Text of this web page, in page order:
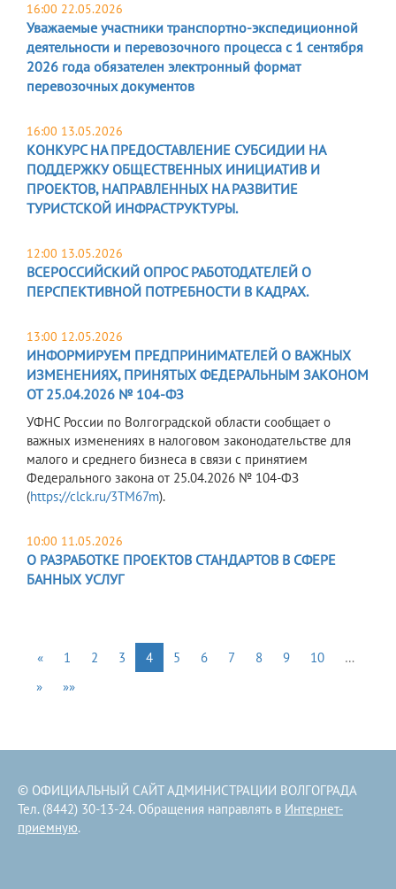
16:00 22.05.2026
Уважаемые участники транспортно-экспедиционной
деятельности и перевозочного процесса с 1 сентября
2026 года обязателен электронный формат
перевозочных документов
16:00 13.05.2026
КОНКУРС НА ПРЕДОСТАВЛЕНИЕ СУБСИДИИ НА
ПОДДЕРЖКУ ОБЩЕСТВЕННЫХ ИНИЦИАТИВ И
ПРОЕКТОВ, НАПРАВЛЕННЫХ НА РАЗВИТИЕ
ТУРИСТСКОЙ ИНФРАСТРУКТУРЫ.
12:00 13.05.2026
ВСЕРОССИЙСКИЙ ОПРОС РАБОТОДАТЕЛЕЙ О
ПЕРСПЕКТИВНОЙ ПОТРЕБНОСТИ В КАДРАХ.
13:00 12.05.2026
ИНФОРМИРУЕМ ПРЕДПРИНИМАТЕЛЕЙ О ВАЖНЫХ
ИЗМЕНЕНИЯХ, ПРИНЯТЫХ ФЕДЕРАЛЬНЫМ ЗАКОНОМ
ОТ 25.04.2026 № 104-ФЗ
УФНС России по Волгоградской области сообщает о
важных изменениях в налоговом законодательстве для
малого и среднего бизнеса в связи с принятием
Федерального закона от 25.04.2026 № 104-ФЗ
(https://clck.ru/3TM67m).
10:00 11.05.2026
О РАЗРАБОТКЕ ПРОЕКТОВ СТАНДАРТОВ В СФЕРЕ
БАННЫХ УСЛУГ
« 1 2 3 4 5 6 7 8 9 10
…
»
»»
© ОФИЦИАЛЬНЫЙ САЙТ АДМИНИСТРАЦИИ ВОЛГОГРАДА
Тел. (8442) 30-13-24. Обращения направлять в Интернет-
приемную.